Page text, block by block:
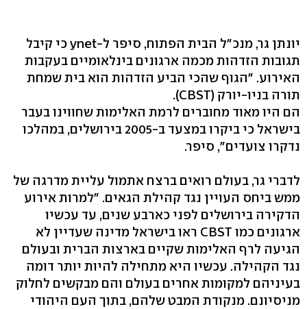
יונתן גר, מנכ"ל הבית הפתוח, סיפר ל-ynet כי קיבל
תגובות הזדהות מכמה ארגונים בינלאומיים בעקבות
האירוע. "הגוף שהכי הביע הזדהות הוא בית שמחת
תורה בניו-יורק (CBST).
הם היו מאוד מחוברים לרמת האלימות שחווינו בעבר
בישראל כי ביקרו במצעד ב-2005 בירושלים, במהלכו
נדקרו צועדים", סיפר.
לדברי גר, בעולם רואים ברצח אתמול עליית מדרגה של
ממש ביחס העויין נגד קהילת הגאים. "למרות אירוע
הדקירה בירושלים לפני כארבע שנים, עד עכשיו
ארגונים כמו CBST ראו בישראל מדינה שעדיין לא
הגיעה לרף האלימות שקיים בארצות הברית ובעולם
נגד הקהילה. עכשיו היא מתחילה להיות יותר דומה
בעיניהם למקומות אחרים בעולם והם מבקשים לחלוק
מניסיונם. מנקודת המבט שלהם, בתוך העם היהודי